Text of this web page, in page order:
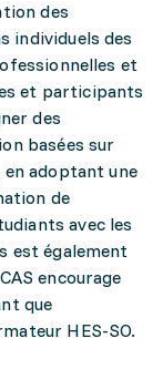
des
individuels des
et
et participants
des
basées sur
adoptant une
de
avec les
est également
encourage
que
HES-SO.